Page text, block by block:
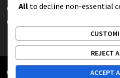
Campo de Mini Golf: Áreas de
Gestión de Filas, Control de
Copyright © 2026 lapulqueria.org
All to decline non-essential
REJECT
ACCEPT